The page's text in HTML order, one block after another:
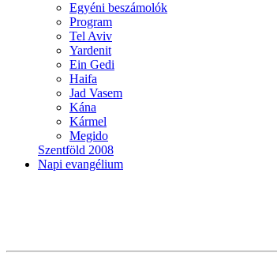
Egyéni beszámolók
Program
Tel Aviv
Yardenit
Ein Gedi
Haifa
Jad Vasem
Kána
Kármel
Megido
Szentföld 2008
Napi evangélium